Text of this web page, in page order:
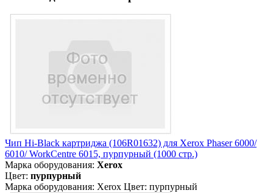
Чип Hi-Black картриджа (106R01632) для Xerox Phaser 6000/
6010/ WorkCentre 6015, пурпурный (1000 стр.)
Марка оборудования: Xerox
Цвет: пурпурный
Марка оборудования: Xerox Цвет: пурпурный